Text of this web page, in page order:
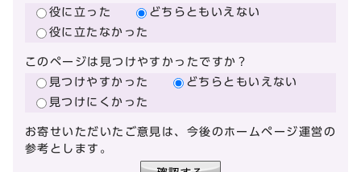
役に立った
どちらともいえない
役に立たなかった
このページは見つけやすかったですか？
見つけやすかった
どちらともいえない
見つけにくかった
お寄せいただいたご意見は、今後のホームページ運営の
参考とします。